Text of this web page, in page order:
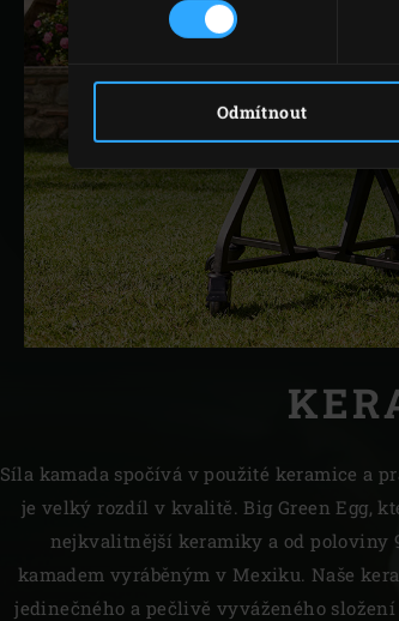
Odmítnout
Síla kamada spočívá v použité keramice a
je velký rozdíl v kvalitě. Big Green Egg,
nejkvalitnější keramiky a od poloviny
kamadem vyráběným v Mexiku. Naše
jedinečného a pečlivě vyváženého